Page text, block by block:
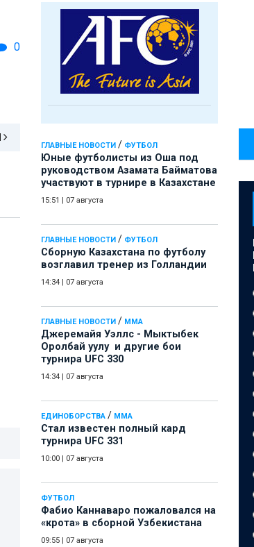
ГЛАВНЫЕ НОВОСТИ / ФУТБОЛ
Юные футболисты из Оша под
руководством Азамата Байматова
участвуют в турнире в Казахстане
15:51 07 августа
ГЛАВНЫЕ НОВОСТИ / ФУТБОЛ
Сборную Казахстана по футболу
возглавил тренер из Голландии
14:34 07 августа
ГЛАВНЫЕ НОВОСТИ / ММА
Джеремайя Уэллс - Мыктыбек
Оролбай уулу и другие бои
турнира UFC 330
14:34 07 августа
ЕДИНОБОРСТВА / ММА
Стал известен полный кард
турнира UFC 331
10:00 07 августа
ФУТБОЛ
Фабио Каннаваро пожаловался на
«крота» в сборной Узбекистана
09:55 07 августа
0